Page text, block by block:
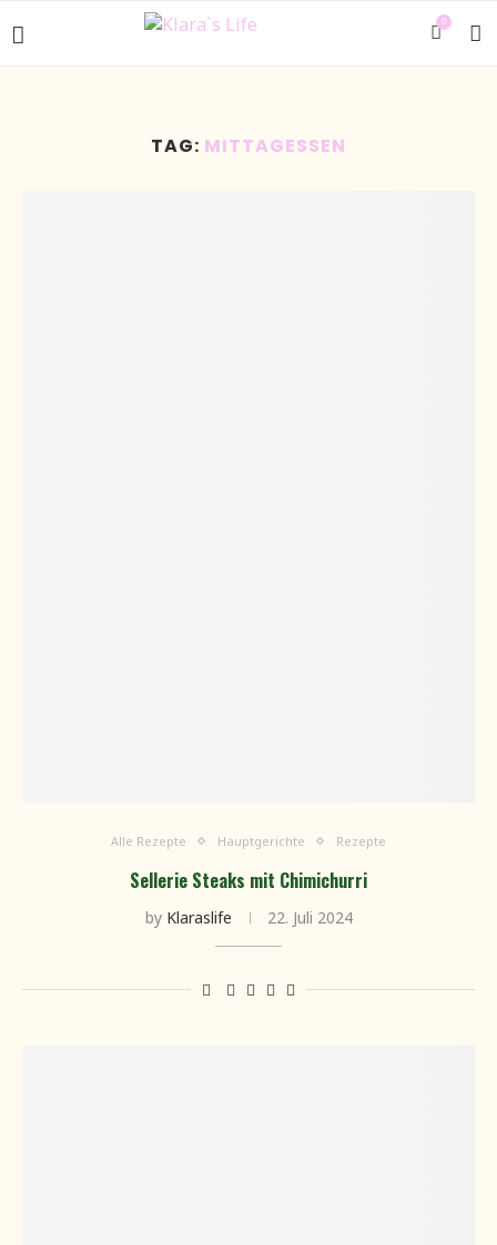
0
TAG: MITTAGESSEN
Alle Rezepte Hauptgerichte Rezepte
Sellerie Steaks mit Chimichurri
by Klaraslife 22. Juli 2024